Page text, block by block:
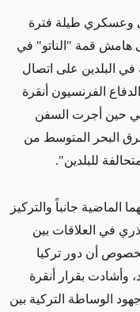
وعسكري طيلة فترة
هامش قمة "الناتو" في
في البلدين على اتصال
الفرنسيون أنقرة
حين أجرت السفن
البحر المتوسط من
للبلدين".
الماضية جانباً والتركيز
في العلاقات بين
أن دور تركيا
وأشادت بقرار
أنقرة
الوساطة التركية بين